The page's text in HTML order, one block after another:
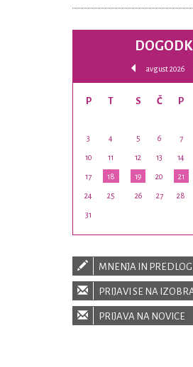
DOGODKI
avgust 2026
P T S Č P
3 4 5 6 7
10 11 12 13 14
17 18 19 20 21
24 25 26 27 28
31
MNENJA IN PREDLOGI
PRIJAVI SE NA
PRIJAVA NA NOVICE